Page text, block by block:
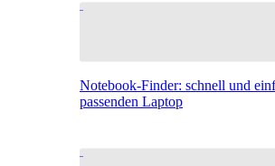
Notebook-Finder: schnell und
passenden Laptop